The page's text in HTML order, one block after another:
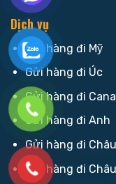
Dịch vụ
Gửi hàng đi Mỹ
Gửi hàng đi Úc
Gửi hàng đi
Gửi hàng đi Anh
Gửi hàng đi
Gửi hàng đi